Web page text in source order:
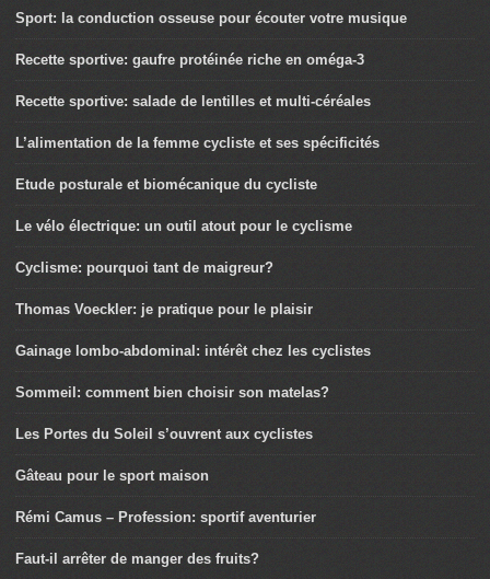
Sport: la conduction osseuse pour écouter votre musique
Recette sportive: gaufre protéinée riche en oméga-3
Recette sportive: salade de lentilles et multi-céréales
L’alimentation de la femme cycliste et ses spécificités
Etude posturale et biomécanique du cycliste
Le vélo électrique: un outil atout pour le cyclisme
Cyclisme: pourquoi tant de maigreur?
Thomas Voeckler: je pratique pour le plaisir
Gainage lombo-abdominal: intérêt chez les cyclistes
Sommeil: comment bien choisir son matelas?
Les Portes du Soleil s’ouvrent aux cyclistes
Gâteau pour le sport maison
Rémi Camus – Profession: sportif aventurier
Faut-il arrêter de manger des fruits?